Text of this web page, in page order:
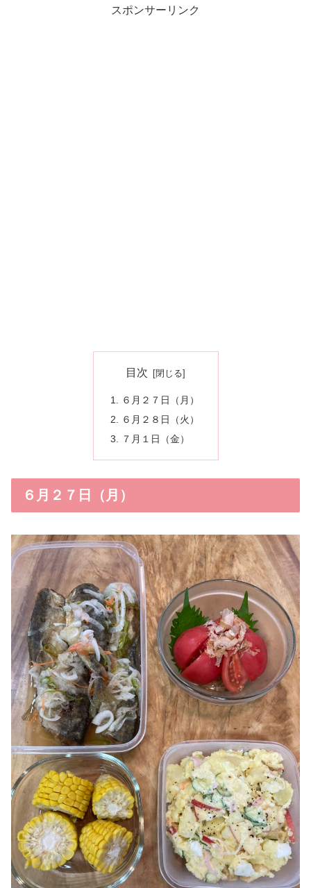
スポンサーリンク
目次
６月２７日（月）
６月２８日（火）
７月１日（金）
６月２７日（月）